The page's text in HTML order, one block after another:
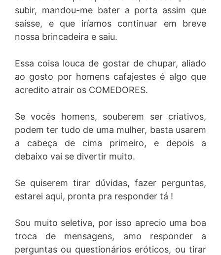
subir, mandou-me bater a porta assim que
saísse, e que iríamos continuar em breve
nossa brincadeira e saiu.
Essa coisa louca de gostar de chupar, aliado
ao gosto por homens cafajestes é algo que
acredito atrair os COMEDORES.
Se vocês homens, souberem ser criativos,
podem ter tudo de uma mulher, basta usarem
a cabeça de cima primeiro, e depois a
debaixo vai se divertir muito.
Se quiserem tirar dúvidas, fazer perguntas,
estarei aqui, pronta pra responder tá !
Sou muito seletiva, por isso aprecio uma boa
troca de mensagens, amo responder a
perguntas ou questionários eróticos, ou tirar